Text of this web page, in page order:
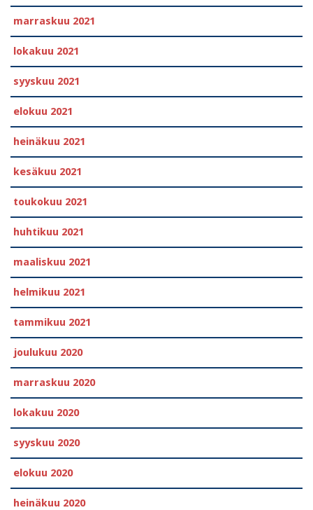
marraskuu 2021
lokakuu 2021
syyskuu 2021
elokuu 2021
heinäkuu 2021
kesäkuu 2021
toukokuu 2021
huhtikuu 2021
maaliskuu 2021
helmikuu 2021
tammikuu 2021
joulukuu 2020
marraskuu 2020
lokakuu 2020
syyskuu 2020
elokuu 2020
heinäkuu 2020